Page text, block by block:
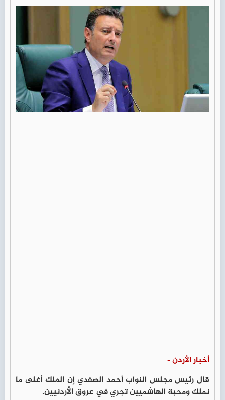
أخبار الأردن -
قال رئيس مجلس النواب أحمد الصفدي إن الملك أغلى ما
نملك ومحبة الهاشميين تجري في عروق الأردنيين.